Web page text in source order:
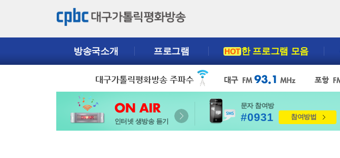
방송국소개 프로그램 HOT한 프로그램 모음
인터넷 생방송 듣기
문자 참여방
#0931 참여방법